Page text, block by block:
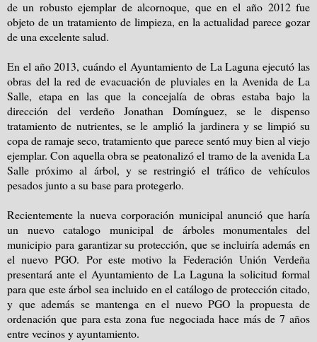
de un robusto ejemplar de alcornoque, que en elaño 2012 fue
objeto de un tratamiento de limpieza, en la actualidad parece gozar
de una excelente salud.
En el año 2013, cuándo el Ayuntamiento de La Laguna ejecutó las
obras del la red de evacuación de pluviales en la Avenida de La
Salle, etapa en las que la concejalía de obras estaba bajo la
dirección del verdeño Jonathan Domínguez, se le dispenso
tratamiento de nutrientes, se le amplió la jardinera y se limpió su
copa de ramaje seco, tratamiento que parece sentó muy bien al viejo
ejemplar. Con aquella obra se peatonalizó el tramo de la avenida La
Salle próximo al árbol, y se restringió el tráfico de vehículos
pesados junto a su base para protegerlo.
Recientemente la nueva corporación municipal anunció que haría
un nuevo catalogo municipal de árboles monumentales del
municipio para garantizar su protección, que se incluiría además en
el nuevo PGO. Por este motivo la Federación Unión Verdeña
presentará ante el Ayuntamiento de La Laguna la solicitud formal
para que este árbol sea incluido en el catálogo de protección citado,
y que además se mantenga en el nuevo PGO la propuesta de
ordenación que para esta zona fue negociada hace más de 7 años
entre vecinos y ayuntamiento.